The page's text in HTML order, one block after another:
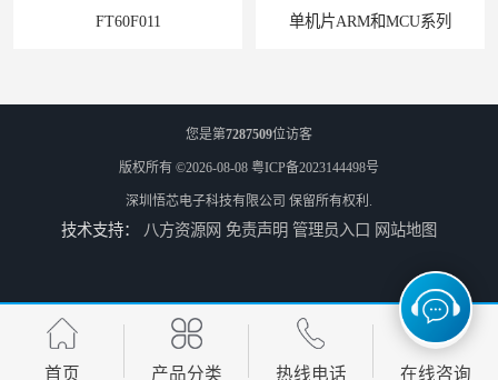
FT60F011 单机片ARM和MCU系列
PN8366ic器件 PN8161电源ic的作用
您是第7287509位访客
版权所有 ©2026-08-08 粤ICP备2023144498号
深圳悟芯电子科技有限公司 保留所有权利.
技术支持： 八方资源网 免责声明 管理员入口 网站地图
首页 产品分类 热线电话 在线咨询